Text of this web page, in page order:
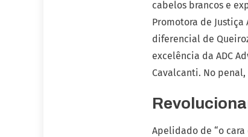
cabelos brancos e
Promotora de
diferencial de
excelência da ADC
Cavalcanti. No
Apelidado de “o cara